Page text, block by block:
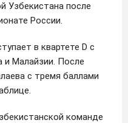
Узбекистана после
России.
в квартете D с
и Малайзии. После
с тремя баллами
команде